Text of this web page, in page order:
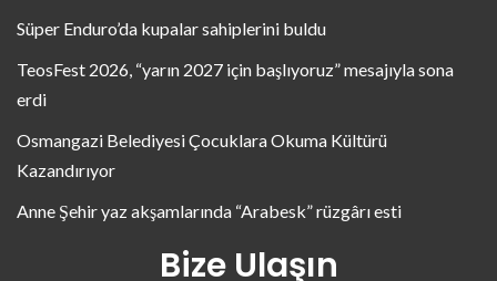
Süper Enduro’da kupalar sahiplerini buldu
TeosFest 2026, “yarın 2027 için başlıyoruz” mesajıyla sona
erdi
Osmangazi Belediyesi Çocuklara Okuma Kültürü
Kazandırıyor
Anne Şehir yaz akşamlarında “Arabesk” rüzgârı esti
Bize Ulaşın